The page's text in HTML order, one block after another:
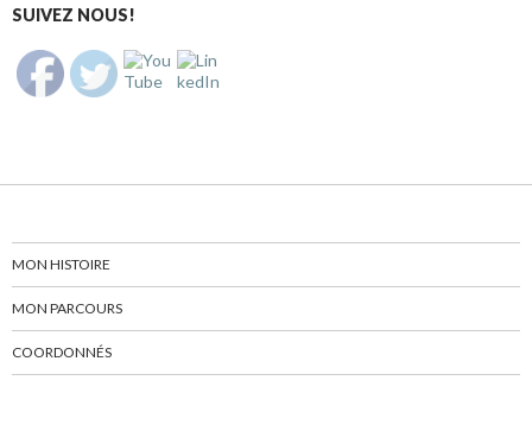
SUIVEZ NOUS!
MON HISTOIRE
MON PARCOURS
COORDONNÉS